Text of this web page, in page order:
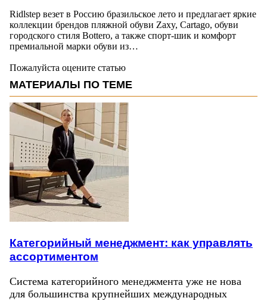
Ridlstep везет в Россию бразильское лето и предлагает яркие
коллекции брендов пляжной обуви Zaxy, Cartago, обуви
городского стиля Bottero, а также спорт-шик и комфорт
премиальной марки обуви из…
Пожалуйста оцените статью
МАТЕРИАЛЫ ПО ТЕМЕ
Категорийный менеджмент: как управлять
ассортиментом
Система категорийного менеджмента уже не нова
для большинства крупнейших международных